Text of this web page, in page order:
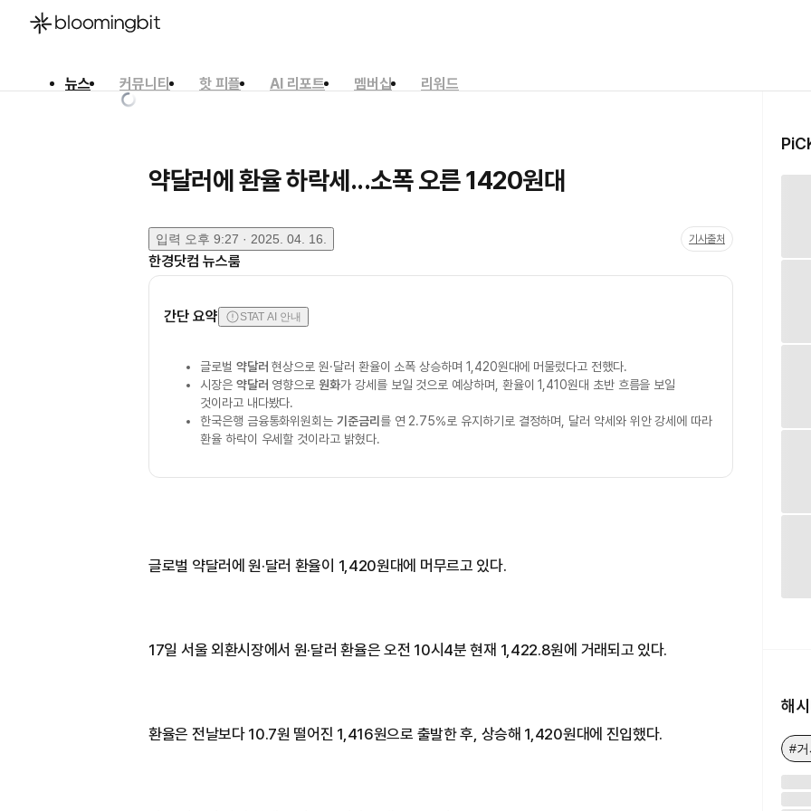
뉴스 커뮤니티 핫 피플 AI 리포트 멤버십
리워드
약달러에 환율 하락세...소폭 오른 1420원대
입력 오후 9:27 · 2025. 04. 16. 기사출처
한경닷컴 뉴스룸
간단 요약 STAT AI 안내
글로벌 약달러 현상으로 원·달러 환율이 소폭 상승하며 1,420원대에 머물렀다고 전했다.
시장은 약달러 영향으로원화가 강세를 보일 것으로 예상하며, 환율이 1,410원대 초반 흐름을 보일
것이라고 내다봤다.
한국은행 금융통화위원회는기준금리 를 연 2.75%로 유지하기로 결정하며, 달러 약세와 위안 강세에 따라
환율 하락이 우세할 것이라고 밝혔다.
글로벌 약달러에 원·달러 환율이 1,420원대에 머무르고 있다.
17일 서울 외환시장에서 원·달러 환율은 오전 10시4분 현재 1,422.8원에 거래되고 있다.
환율은 전날보다 10.7원 떨어진 1,416원으로 출발한 후, 상승해 1,420원대에 진입했다.
해
#거